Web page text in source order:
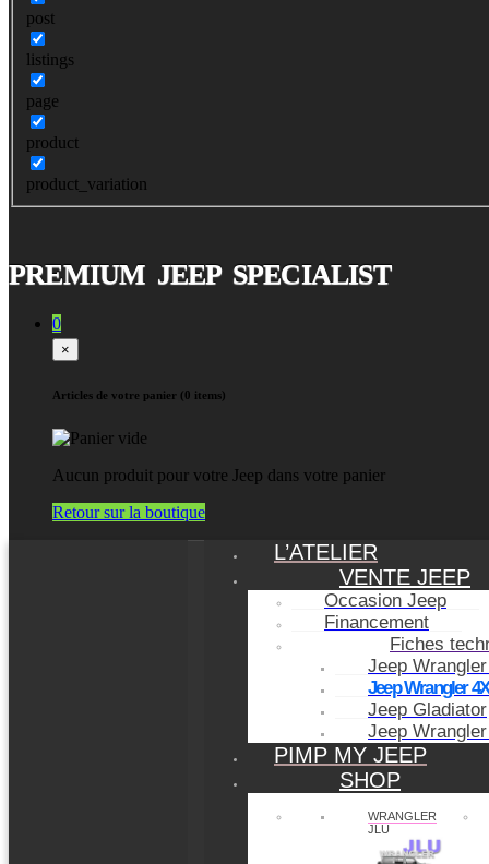
post
listings
page
product
product_variation
PREMIUM JEEP SPECIALIST
0
×
Articles de votre panier (0 items)
Aucun produit pour votre Jeep dans votre panier
Retour sur la boutique
L’ATELIER
VENTE JEEP
Occasion Jeep
Financement
Fiches
Jeep
Jeep Wrangler
Jeep Gladiator
Jeep
PIMP MY JEEP
SHOP
WRANGLER
JLU